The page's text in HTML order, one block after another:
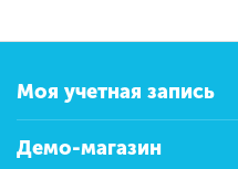
Моя учетная запись
Демо-магазин